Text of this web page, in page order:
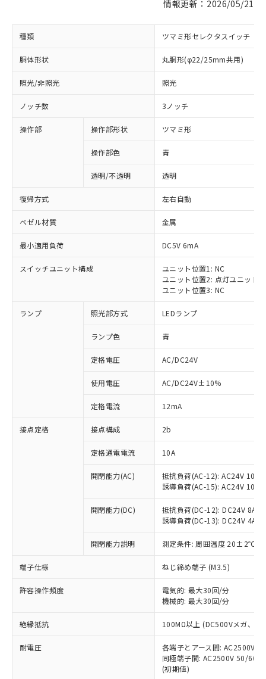
情報更新：2026/05/21
種類 ツマミ形セレクタスイッチ
胴体形状 丸胴形(φ22/25mm共用)
照光/非照光 照光
ノッチ数 3ノッチ
操作部 操作部形状 ツマミ形
操作部色 青
透明/不透明 透明
復帰方式 左右自動
ベゼル材質 金属
最小適用負荷 DC5V 6mA
スイッチユニット構成
ユニット位置1: NC
ユニット位置2: 点灯ユニット
ユニット位置3: NC
ランプ 照光部方式 LEDランプ
ランプ色 青
定格電圧 AC/DC24V
使用電圧 AC/DC24V±10%
定格電流 12mA
接点定格 接点構成 2b
定格通電電流 10A
開閉能力(AC)
抵抗負荷(AC-12): AC24V 10A/
誘導負荷(AC-15): AC24V
開閉能力(DC)
抵抗負荷(DC-12): DC24V 8A/
誘導負荷(DC-13): DC24V 4A/
開閉能力説明 測定条件: 周囲温度 20±2℃、
端子仕様 ねじ締め端子 (M3.5)
許容操作頻度
電気的: 最大30回/分
機械的: 最大30回/分
絶縁抵抗 100MΩ以上 (DC500Vメガ、点
耐電圧
各端子とアース間: AC2500V
同極端子間: AC2500V 50/
(初期値)
ご利用条件
以下の条件をお読みいただき、同意のうえ
ご利用ください。
本サービスは、当社制御機器事業取扱
商品の当社在庫状況および標準価格
(税抜)を提供させていただくもので
当社制御機器事業取扱商品の中には、
本サービスの対象外となる商品もある
ことをご了承ください。
在庫状況および標準価格照会結果は、
記載している更新日時点での社内デー
タに基づき作成されるものであり、閲
覧された時点での実際の在庫および標
準価格とは異なる場合があることをご
※1 対応状況
対応済み：EU RoHS指令（10物質）の
非含有に対応した製品が提供可能な商品で
す。
対応予定：EU RoHS指令（10物質）の非含
有に対応した製品に切り替える予定のある
対応予定なし：EU RoHS指令（10物質）の
非含有に非対応の商品で、対応品を出す予
定はありません。
調査・確認中：EU RoHS指令（10物質）の
非含有の対応状況を調査中または確認中の
非該当品：ライセンス料など無形物で、有
害物質有無と関係のない商品です。
仕入先様の事情により、非含有部品として
いたものが、含有品と判明した場合などや
むを得ず変更することがあります。
六価クロム(Cr(Ⅵ)) 1000ppm以下、ポリ臭化ビフェニル
類(PBB) 1000ppm以下、ポリ臭化ジフェニルエーテル類
「○」：最大均質材料含有率が中国RoHSの
基準値以下であることを示します。
「×」：最大均質材料含有率が中国RoHSの
基準値を超えていることを示します。
「－」：未確認です。当社販売部門へお問
*中国RoHS10物質の基準値 (GB/T26572)：
Pb(鉛) :1000ppm、 Hg(水銀) : 1000ppm、 Cd(カドミウ
Cr(Ⅵ)(六価クロム) : 1000ppm、 PBBs(ポリ臭化ビフェ
当社は、これら貴社製品のうち、外国
為替および外国貿易法に定める商品
（以下｢規制貨物等」という）を輸出
または国外への提供する場合は、日本
国政府の輸出許可(または役務取引許
可)を取得するなどの必要な手続きを